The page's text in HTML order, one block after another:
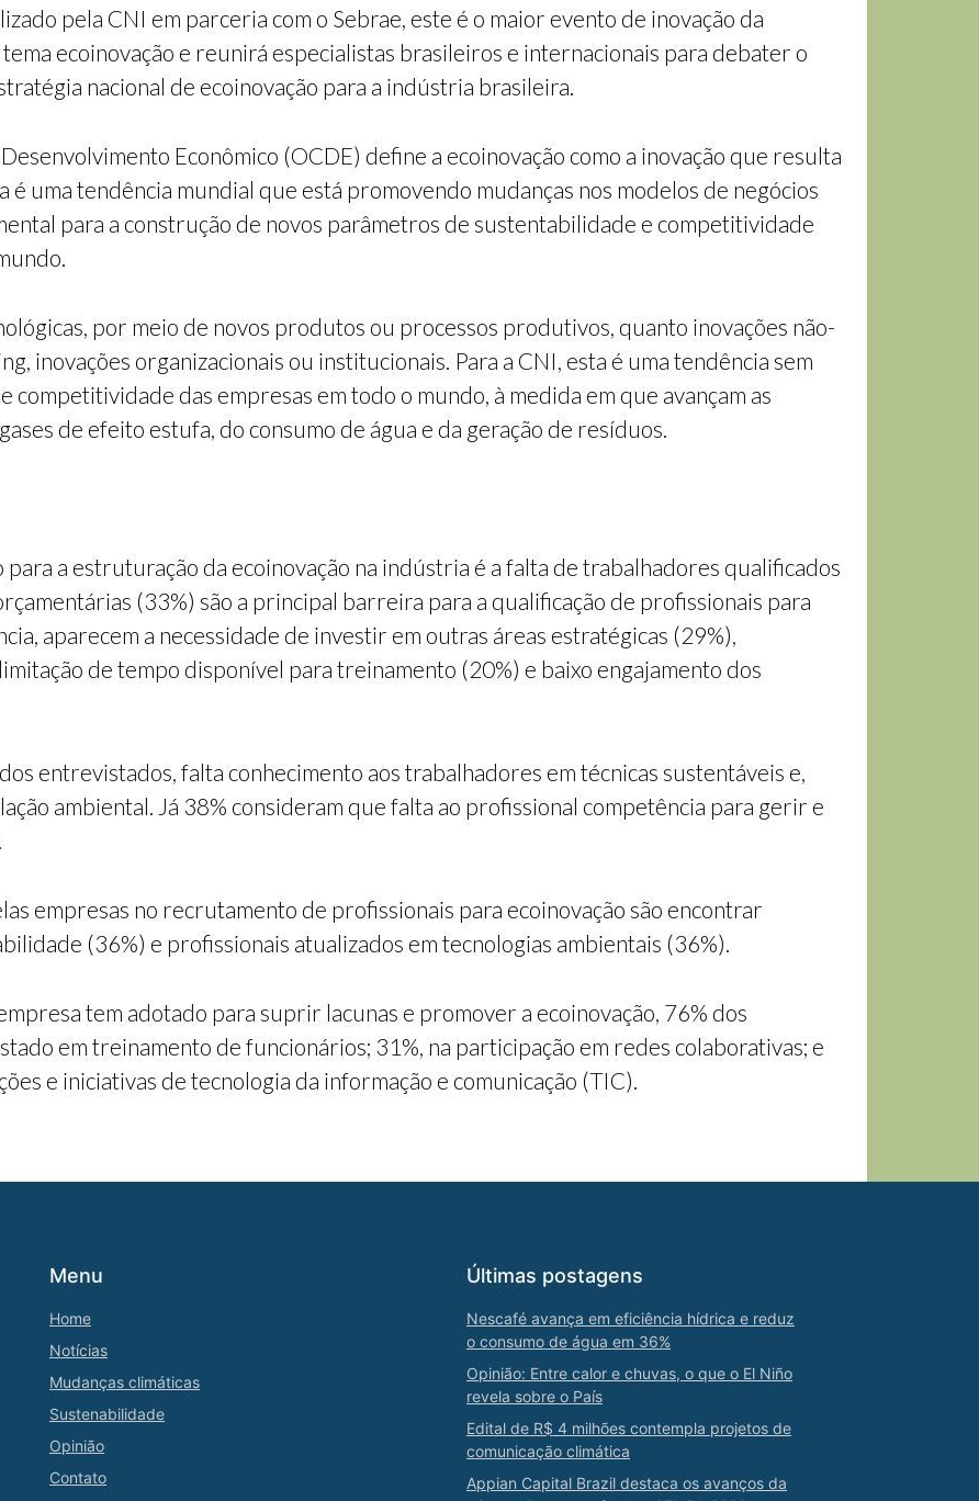
pela CNI em parceria com o Sebrae, este é o maior evento de inovação da
ecoinovação e reunirá especialistas brasileiros e internacionais para debater o
nacional de ecoinovação para a indústria brasileira.
Econômico (OCDE) define a ecoinovação como a inovação que resulta
é uma tendência mundial que está promovendo mudanças nos modelos de negócios
para a construção de novos parâmetros de sustentabilidade e competitividade
por meio de novos produtos ou processos produtivos, quanto inovações não-
inovações organizacionais ou institucionais. Para a CNI, esta é uma tendência sem
competitividade das empresas em todo o mundo, à medida em que avançam as
de efeito estufa, do consumo de água e da geração de resíduos.
a estruturação da ecoinovação na indústria é a falta de trabalhadores qualificados
(33%) são a principal barreira para a qualificação de profissionais para
aparecem a necessidade de investir em outras áreas estratégicas (29%),
de tempo disponível para treinamento (20%) e baixo engajamento dos
entrevistados, falta conhecimento aos trabalhadores em técnicas sustentáveis e,
ambiental. Já 38% consideram que falta ao profissional competência para gerir e
empresas no recrutamento de profissionais para ecoinovação são encontrar
(36%) e profissionais atualizados em tecnologias ambientais (36%).
tem adotado para suprir lacunas e promover a ecoinovação, 76% dos
em treinamento de funcionários; 31%, na participação em redes colaborativas; e
e iniciativas de tecnologia da informação e comunicação (TIC).
Menu
Home
Notícias
Mudanças climáticas
Sustenabilidade
Opinião
Contato
Últimas postagens
Nescafé avança em eficiência hídrica e reduz
o consumo de água em 36%
Opinião: Entre calor e chuvas, o que o El Niño
revela sobre o País
Edital de R$ 4 milhões contempla projetos de
comunicação climática
Appian Capital Brazil destaca os avanços da